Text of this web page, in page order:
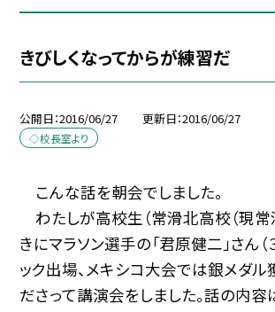
きびしくなってからが練習だ
公開日 2016/06/27 更新日 2016/06/27
◇校長室より
こんな話を朝会でしました。
わたしが高校生（常滑北高校（現常
きにマラソン選手の「君原健二」さん
ック出場、メキシコ大会では銀メダル
ださって講演会をしました。話の内